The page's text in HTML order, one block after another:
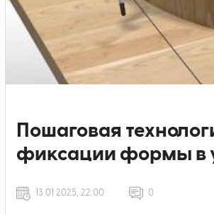
Пошаговая
фиксации формы в
13 01 2025, 22:00 0